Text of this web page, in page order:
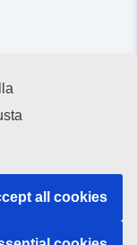
all cookies